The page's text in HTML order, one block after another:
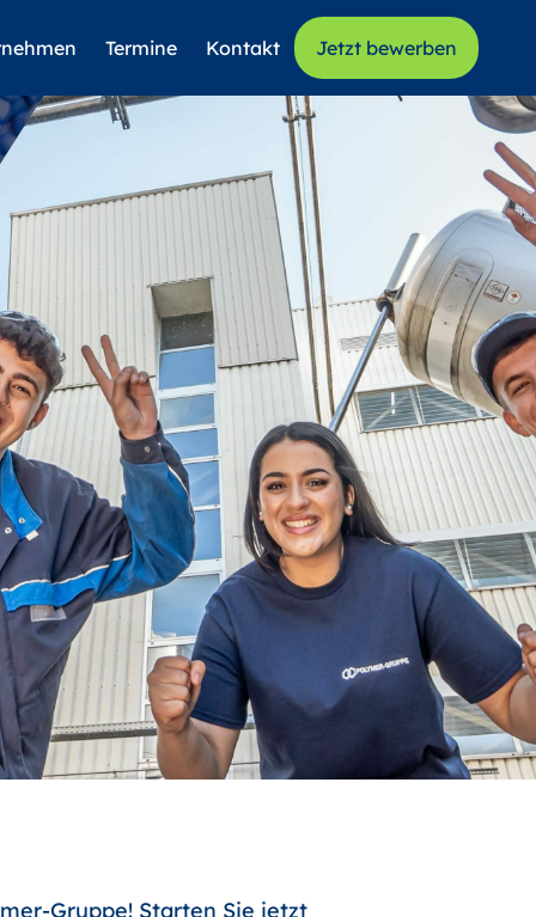
Termine Kontakt Jetzt bewerben
Gruppe! Starten Sie jetzt